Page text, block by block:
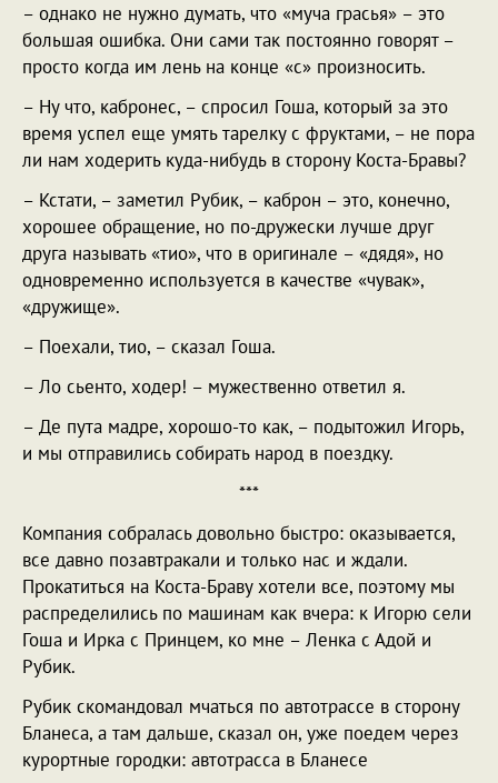
– однако не нужно думать, что «муча грасья» – это
большая ошибка. Они сами так постоянно говорят –
просто когда им лень на конце «с» произносить.
– Ну что, кабронес, – спросил Гоша, который за это
время успел еще умять тарелку с фруктами, – не пора
ли нам ходерить куда-нибудь в сторону Коста-Бравы?
– Кстати, – заметил Рубик, – каброн – это, конечно,
хорошее обращение, но по-дружески лучше друг
друга называть «тио», что в оригинале – «дядя», но
одновременно используется в качестве «чувак»,
«дружище».
– Поехали, тио, – сказал Гоша.
– Ло сьенто, ходер! – мужественно ответил я.
– Де пута мадре, хорошо-то как, – подытожил Игорь,
и мы отправились собирать народ в поездку.
***
Компания собралась довольно быстро: оказывается,
все давно позавтракали и только нас и ждали.
Прокатиться на Коста-Браву хотели все, поэтому мы
распределились по машинам как вчера: к Игорю сели
Гоша и Ирка с Принцем, ко мне – Ленка с Адой и
Рубик.
Рубик скомандовал мчаться по автотрассе в сторону
Бланеса, а там дальше, сказал он, уже поедем через
курортные городки: автотрасса в Бланесе